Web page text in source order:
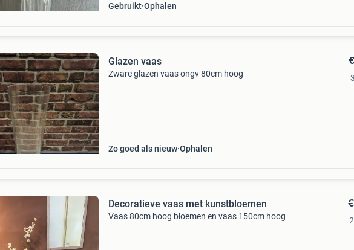
Gebruikt Ophalen
Glazen vaas
Zware glazen vaas ongv 80cm hoog
Zo goed als nieuw Ophalen
Decoratieve vaas met kunstbloemen
Vaas 80cm hoog bloemen en vaas 150cm hoog